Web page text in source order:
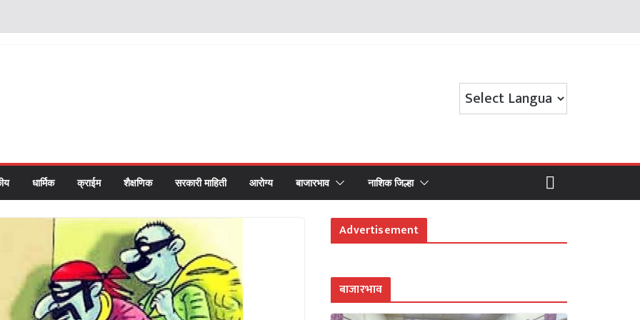
धार्मिक क्राईम शैक्षणिक सरकारी माहिती आरोग्य बाजारभाव नाशिक जिल्हा
Advertisement
बाजारभाव